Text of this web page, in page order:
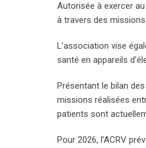
Autorisée à exercer
à travers des
L’association vise
santé en appareils
Présentant le bilan
missions réalisées
patients sont
Pour 2026, l’ACRV